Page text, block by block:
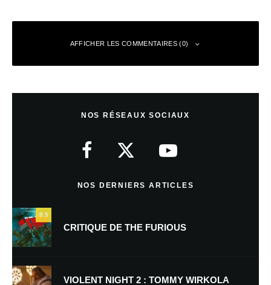
AFFICHER LES COMMENTAIRES (0)
NOS RÉSEAUX SOCIAUX
NOS DERNIERS ARTICLES
9.5
CRITIQUE DE THE FURIOUS
VIOLENT NIGHT 2 : TOMMY WIRKOLA